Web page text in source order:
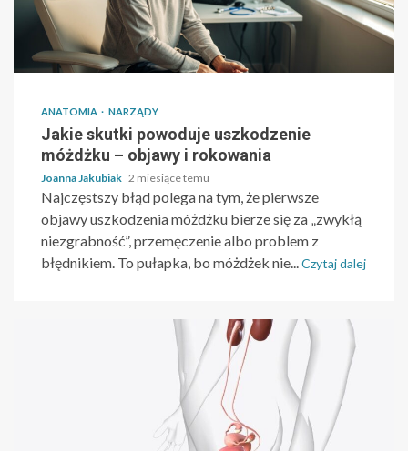
ANATOMIA NARZĄDY
Jakie skutki powoduje uszkodzenie
móżdżku – objawy i rokowania
Joanna Jakubiak 2 miesiące temu
Najczęstszy błąd polega na tym, że pierwsze
objawy uszkodzenia móżdżku bierze się za „zwykłą
niezgrabność”, przemęczenie albo problem z
błędnikiem. To pułapka, bo móżdżek nie...Czytaj dalej